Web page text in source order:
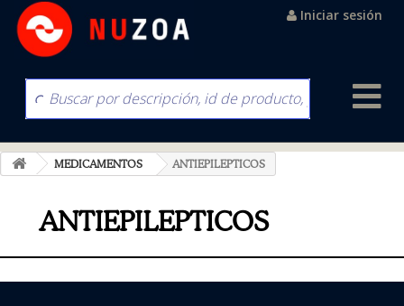
Iniciar sesión
MEDICAMENTOS ANTIEPILEPTICOS
ANTIEPILEPTICOS